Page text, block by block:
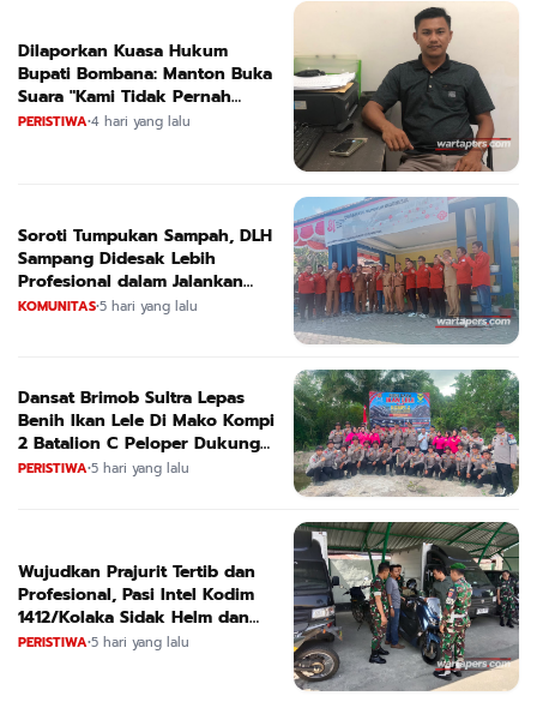
Dilaporkan Kuasa Hukum
Bupati Bombana: Manton Buka
Suara "Kami Tidak Pernah
Menutup Ruang Hak Jawab"
PERISTIWA•4 hari yang lalu
Soroti Tumpukan Sampah, DLH
Sampang Didesak Lebih
Profesional dalam Jalankan
Tugas
KOMUNITAS•5 hari yang lalu
Dansat Brimob Sultra Lepas
Benih Ikan Lele Di Mako Kompi
2 Batalion C Peloper Dukung
ketahanan Pangan Nasional
PERISTIWA•5 hari yang lalu
Wujudkan Prajurit Tertib dan
Profesional, Pasi Intel Kodim
1412/Kolaka Sidak Helm dan
Kendaraan
PERISTIWA•5 hari yang lalu